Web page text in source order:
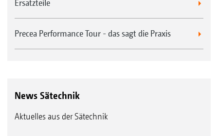
Ersatzteile
Precea Performance Tour - das sagt die Praxis
News Sätechnik
Aktuelles aus der Sätechnik